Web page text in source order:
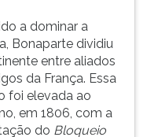
a dominar a
Bonaparte dividiu
entre aliados
da França. Essa
foi elevada ao
em 1806, com a
do Bloqueio